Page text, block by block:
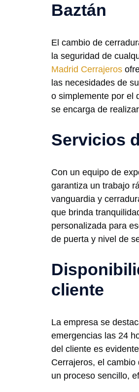
Baztán
El cambio de
la seguridad de
Madrid Cerrajeros
las necesidades de
o simplemente por el
se encarga de
Servicios
Con un equipo de
garantiza un trabajo
vanguardia y
que brinda
personalizada para
de puerta y nivel de
cliente
La empresa se
emergencias las 24
del cliente es
Cerrajeros, el
un proceso sencillo,